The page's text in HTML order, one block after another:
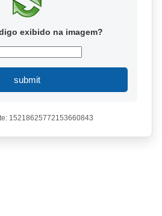
exibido na imagem?
submit
15218625772153660843